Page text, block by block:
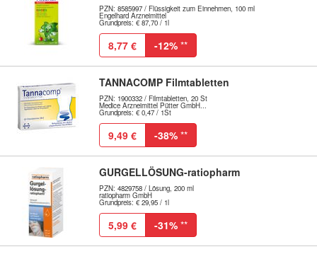
PZN: 8585997 / Flüssigkeit zum Einnehmen, 100 ml
Engelhard Arzneimittel
Grundpreis: € 87,70 / 1l
8,77 € -12% **
TANNACOMP Filmtabletten
PZN: 1900332 / Filmtabletten, 20 St
Medice Arzneimittel Pütter GmbH...
Grundpreis: € 0,47 / 1St
9,49 € -38% **
GURGELLÖSUNG-ratiopharm
PZN: 4829758 / Lösung, 200 ml
ratiopharm GmbH
Grundpreis: € 29,95 / 1l
5,99 € -31% **